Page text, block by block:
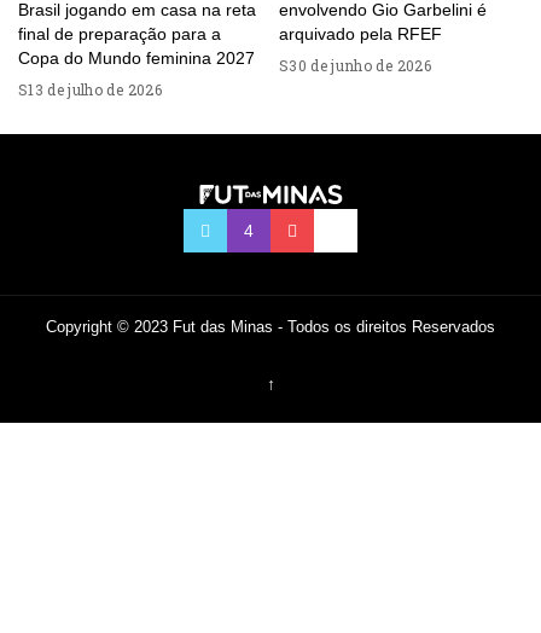
Brasil jogando em casa na reta
final de preparação para a
Copa do Mundo feminina 2027
13 de julho de 2026
envolvendo Gio Garbelini é
arquivado pela RFEF
30 de junho de 2026
Copyright © 2023 Fut das Minas - Todos os direitos Reservados
↑